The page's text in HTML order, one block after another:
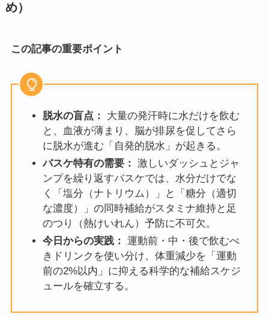
め）
この記事の重要ポイント
脱水の盲点：
大量の発汗時に水だけを飲む
と、血液が薄まり、脳が排尿を促してさら
に脱水が進む「自発的脱水」が起きる。
バスケ特有の需要： 激しいダッシュとジャ
ンプを繰り返すバスケでは、水分だけでな
く「塩分（ナトリウム）」と「糖分（適切
な濃度）」の同時補給がスタミナ維持と足
のつり（熱けいれん）予防に不可欠。
今日からの実践： 運動前・中・後で飲むべ
きドリンクを使い分け、体重減少を「運動
前の2%以内」に抑える科学的な補給スケジ
ュールを確立する。